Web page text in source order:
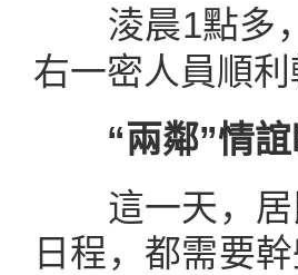
淩晨1點多，
右一密人員順利
“兩鄰”情誼
這一天，居
日程，都需要